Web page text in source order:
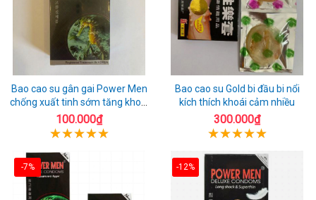
Bao cao su gân gai Power Men
chống xuất tinh sớm tăng khoái
cảm
100.000₫
Bao cao su Gold bi đầu bi nổi
kích thích khoái cảm nhiều
300.000₫
-7% -12%